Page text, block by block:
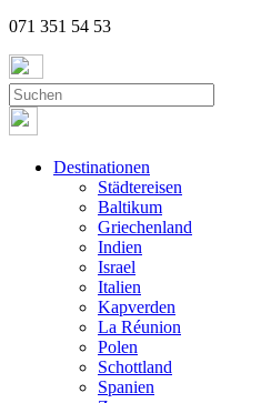
071 351 54 53
Destinationen
Städtereisen
Baltikum
Griechenland
Indien
Israel
Italien
Kapverden
La Réunion
Polen
Schottland
Spanien